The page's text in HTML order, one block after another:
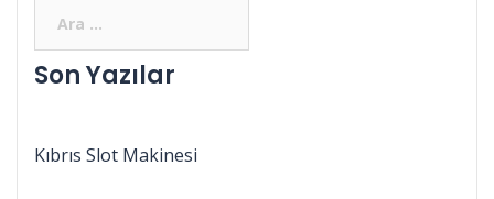
Son Yazılar
Kıbrıs Slot Makinesi